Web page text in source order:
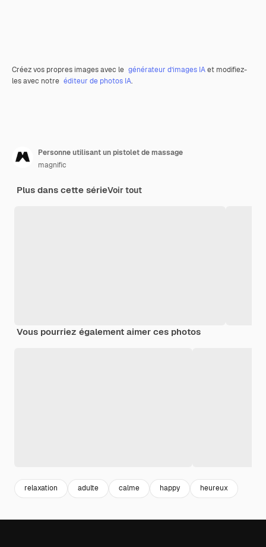
Créez vos propres images avec le générateur d’images IAet modifiez-
les avec notre éditeur de photos IA.
Personne utilisant un pistolet de massage
magnific
Plus dans cette sérieVoir tout
Vous pourriez également aimer ces photos
relaxation adulte calme happy heureux